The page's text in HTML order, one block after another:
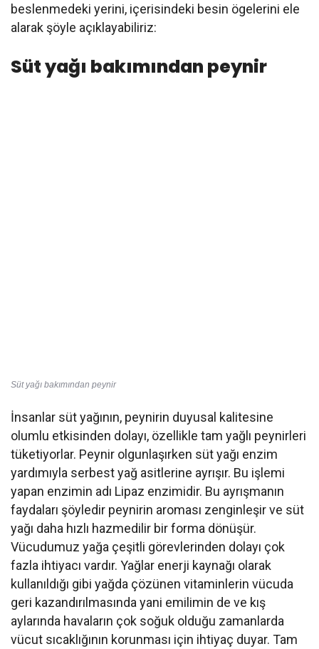
beslenmedeki yerini, içerisindeki besin ögelerini ele
alarak şöyle açıklayabiliriz:
Süt yağı bakımından peynir
Süt yağı bakımından peynir
İnsanlar süt yağının, peynirin duyusal kalitesine
olumlu etkisinden dolayı, özellikle tam yağlı peynirleri
tüketiyorlar. Peynir olgunlaşırken süt yağı enzim
yardımıyla serbest yağ asitlerine ayrışır. Bu işlemi
yapan enzimin adı Lipaz enzimidir. Bu ayrışmanın
faydaları şöyledir peynirin aroması zenginleşir ve süt
yağı daha hızlı hazmedilir bir forma dönüşür.
Vücudumuz yağa çeşitli görevlerinden dolayı çok
fazla ihtiyacı vardır. Yağlar enerji kaynağı olarak
kullanıldığı gibi yağda çözünen vitaminlerin vücuda
geri kazandırılmasında yani emilimin de ve kış
aylarında havaların çok soğuk olduğu zamanlarda
vücut sıcaklığının korunması için ihtiyaç duyar. Tam